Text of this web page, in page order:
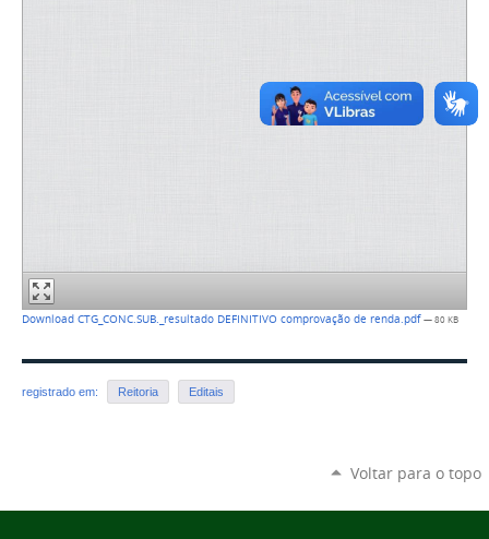
Download CTG_CONC.SUB._resultado DEFINITIVO comprovação de renda.pdf— 80 KB
registrado em: Reitoria Editais
Voltar para o topo